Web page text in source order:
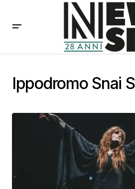
Ippodromo Snai